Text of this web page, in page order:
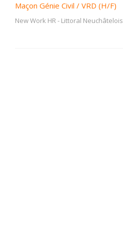
Maçon Génie Civil / VRD (H/F)
New Work HR- Littoral Neuchâtelois